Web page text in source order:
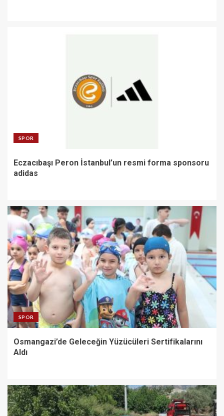
SPOR
Eczacıbaşı Peron İstanbul’un resmi forma sponsoru
adidas
SPOR
Osmangazi’de Geleceğin Yüzücüleri Sertifikalarını
Aldı